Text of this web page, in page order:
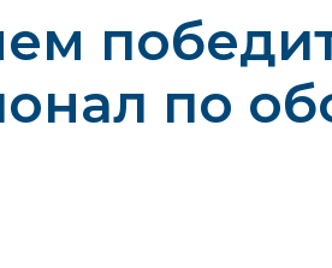
Трудоустройство
по